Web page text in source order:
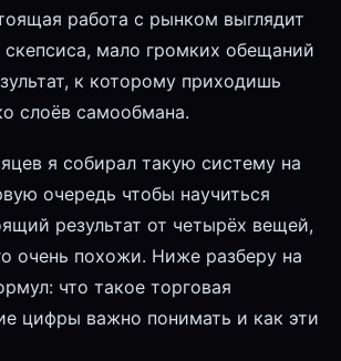
работа с рынком выглядит
скепсиса, мало громких обещаний
к которому приходишь
слоёв самообмана.
я собирал такую систему на
очередь чтобы научиться
результат от четырёх вещей,
очень похожи. Ниже разберу на
что такое торговая
цифры важно понимать и как эти